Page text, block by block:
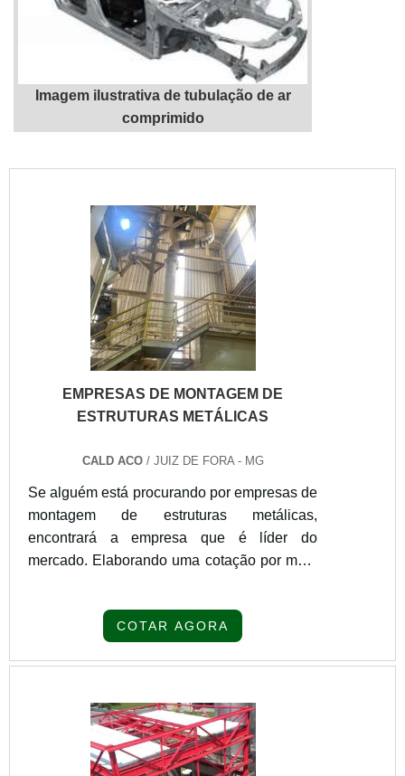
Imagem ilustrativa de tubulação de ar
comprimido
EMPRESAS DE MONTAGEM DE
ESTRUTURAS METÁLICAS
CALD ACO/ JUIZ DE FORA - MG
Se alguém está procurando por empresas de
montagem de estruturas metálicas,
encontrará a empresa que é líder do
mercado. Elaborando uma cotação por meio
atuação.SOBRE EMPRESAS DE
preza pela segurança, consegue encontrar o
site da Cald Aço. Uma empresa com alto
know-how em calandragem de chapa e
COTAR AGORA